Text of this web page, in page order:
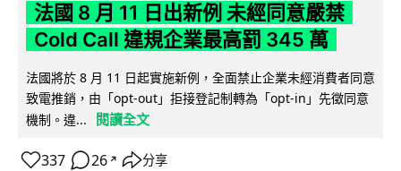
法國 8 月 11 日出新例 未經同意嚴禁
Cold Call 違規企業最高罰 345 萬
法國將於 8 月 11 日起實施新例，全面禁止企業未經消費者同意
致電推銷，由「opt-out」拒接登記制轉為「opt-in」先徵同意
機制。違...
閱讀全文
337 26 ↗ 分享